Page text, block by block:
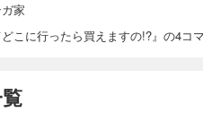
家
どこに行ったら買えますの!?』の4コ